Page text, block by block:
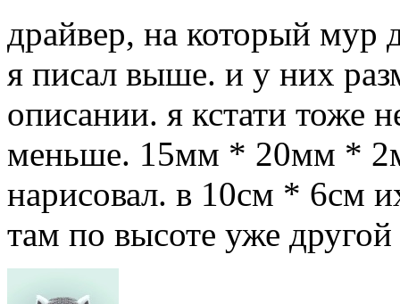
драйвер, на который мур
я писал выше. и у них
описании. я кстати тоже
меньше. 15мм * 20мм *
нарисовал. в 10см * 6см
там по высоте уже